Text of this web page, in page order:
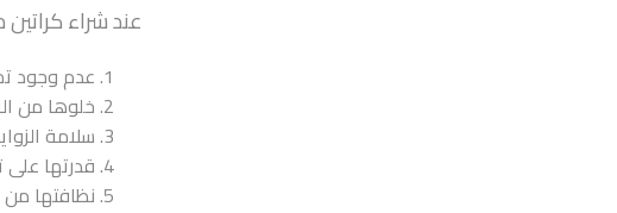
عند شراء
عدم وجود
خلوها من
سلامة
قدرتها
نظافتها من